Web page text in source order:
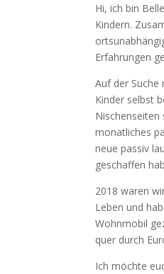
Hi, ich bin
Kindern.
Erfahrungen
Auf der Suche
Kinder selbst
Nischenseiten
monatliches
neue passiv
geschaffen
2018 waren
Leben und
Wohnmobil
quer durch
Ich möchte